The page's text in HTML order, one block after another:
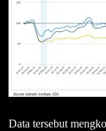
Data tersebut